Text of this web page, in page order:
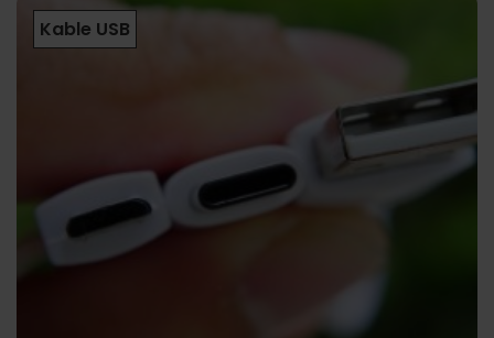
Kable USB